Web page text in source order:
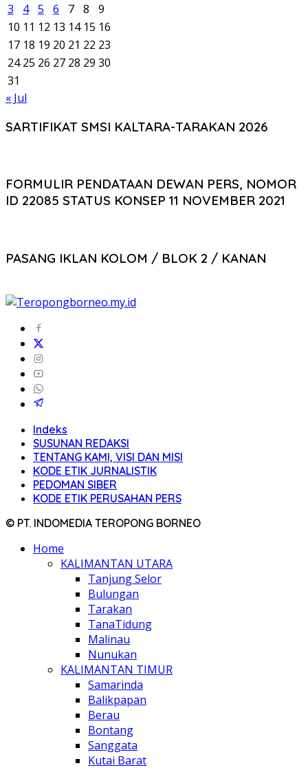
3
4 5 6 7 8
9
10 11 12 13 14 15 16
17 18 19 20 21 22 23
24 25 26 27 28 29 30
31
« Jul
SARTIFIKAT SMSI KALTARA-TARAKAN 2026
FORMULIR PENDATAAN DEWAN PERS, NOMOR
ID 22085 STATUS KONSEP 11 NOVEMBER 2021
PASANG IKLAN KOLOM / BLOK 2 / KANAN
Indeks
SUSUNAN REDAKSI
TENTANG KAMI, VISI DAN MISI
KODE ETIK JURNALISTIK
PEDOMAN SIBER
KODE ETIK PERUSAHAN PERS
© PT. INDOMEDIA TEROPONG BORNEO
Home
KALIMANTAN UTARA
Tanjung Selor
Bulungan
Tarakan
TanaTidung
Malinau
Nunukan
KALIMANTAN TIMUR
Samarinda
Balikpapan
Berau
Bontang
Sanggata
Kutai Barat